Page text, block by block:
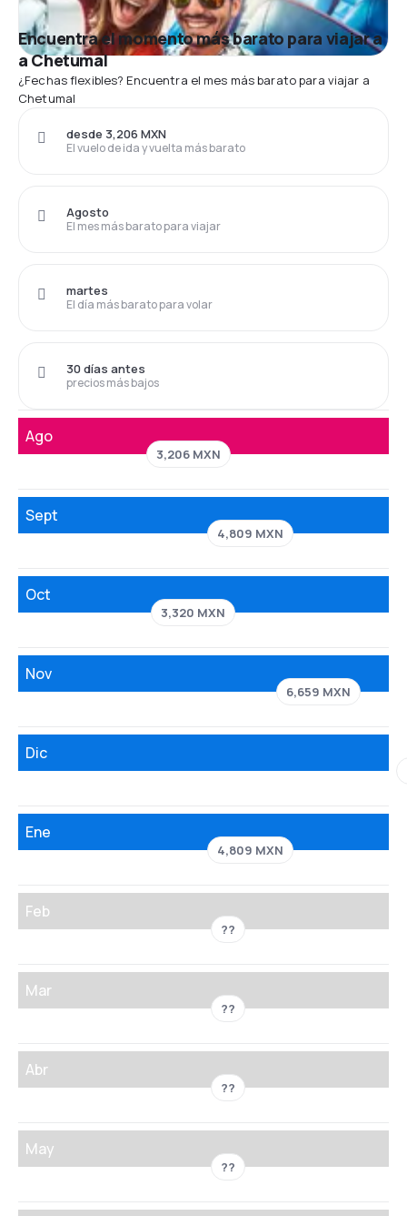
Encuentra el momento más barato para viajar a
a Chetumal
¿Fechas flexibles? Encuentra el mes más barato para viajar a
Chetumal
El vuelo de ida y vuelta más barato
desde 3,206 MXN
El mes más barato para viajar
Agosto
El día más barato para volar
martes
precios más bajos
30 días antes
Ago
3,206 MXN
Sept
4,809 MXN
Oct
3,320 MXN
Nov
6,659 MXN
Dic
Ene
4,809 MXN
Feb
??
Mar
??
Abr
??
May
??